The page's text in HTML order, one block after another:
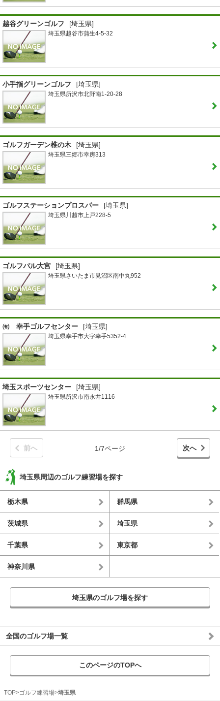
越谷グリーンゴルフ [埼玉県]
埼玉県越谷市蒲生4-5-32
小手指グリーンゴルフ [埼玉県]
埼玉県所沢市北野南1-20-28
ゴルフガーデン椎の木 [埼玉県]
埼玉県三郷市幸房313
ゴルフステーションプロスパー [埼玉県]
埼玉県川越市上戸228-5
ゴルフパル大宮 [埼玉県]
埼玉県さいたま市見沼区南中丸952
㈲ 幸手ゴルフセンター [埼玉県]
埼玉県幸手市大字幸手5352-4
埼玉スポーツセンター [埼玉県]
埼玉県所沢市南永井1116
前へ 1/7ページ 次へ
埼玉県周辺のゴルフ練習場を探す
栃木県 群馬県
茨城県 埼玉県
千葉県 東京都
神奈川県
埼玉県のゴルフ場を探す
全国のゴルフ場一覧
このページのTOPへ
TOP ゴルフ練習場 埼玉県